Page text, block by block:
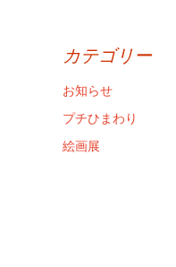
カテゴリー
お知らせ
プチひまわり
絵画展